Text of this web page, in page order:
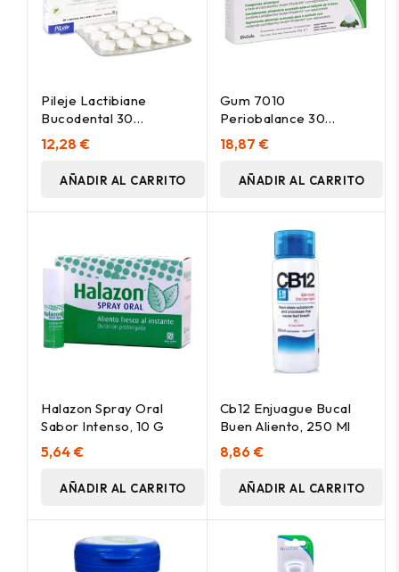
Pileje Lactibiane
Bucodental 30
Comprimidos Para
Chupar
12,28 €
AÑADIR AL CARRITO
Gum 7010
Periobalance 30
Tabletas
18,87 €
AÑADIR AL CARRITO
Halazon Spray Oral
Sabor Intenso, 10 G
5,64 €
AÑADIR AL CARRITO
Cb12 Enjuague Bucal
Buen Aliento, 250 Ml
8,86 €
AÑADIR AL CARRITO